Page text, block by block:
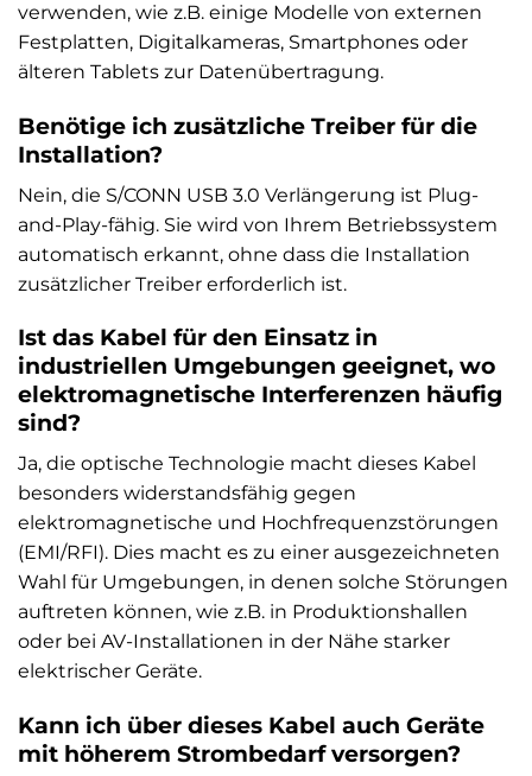
verwenden, wie z.B. einige Modelle von externen
Festplatten, Digitalkameras, Smartphones oder
älteren Tablets zur Datenübertragung.
Benötige ich zusätzliche Treiber für die
Installation?
Nein, die S/CONN USB 3.0 Verlängerung ist Plug-
and-Play-fähig. Sie wird von Ihrem Betriebssystem
automatisch erkannt, ohne dass die Installation
zusätzlicher Treiber erforderlich ist.
Ist das Kabel für den Einsatz in
industriellen Umgebungen geeignet, wo
elektromagnetische Interferenzen häufig
sind?
Ja, die optische Technologie macht dieses Kabel
besonders widerstandsfähig gegen
elektromagnetische und Hochfrequenzstörungen
(EMI/RFI). Dies macht es zu einer ausgezeichneten
Wahl für Umgebungen, in denen solche Störungen
auftreten können, wie z.B. in Produktionshallen
oder bei AV-Installationen in der Nähe starker
elektrischer Geräte.
Kann ich über dieses Kabel auch Geräte
mit höherem Strombedarf versorgen?